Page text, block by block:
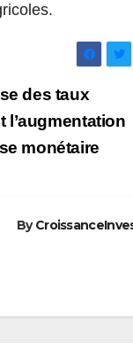
des taux
l’augmentation
monétaire
By